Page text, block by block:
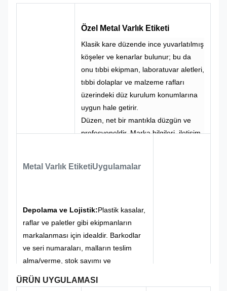
%100 Özel
Özel Metal Varlık Etiketi
Klasik kare düzende ince yuvarlatılmış
köşeler ve kenarlar bulunur; bu da
onu tıbbi ekipman, laboratuvar aletleri,
tıbbi dolaplar ve malzeme rafları
üzerindeki düz kurulum konumlarına
uygun hale getirir.
Düzen, net bir mantıkla düzgün ve
profesyoneldir. Marka bilgileri, iletişim
bölgelerde düzenlenir. Bu sadece
aynı zamanda tarama işlemlerinin
rahatlığını da hesaba katar.
Profesyonel ve görkemli olup, tıp ve
sağlık sektörünün kullanım tarzına
tamamen uygundur.
kontrastlı grafik ve metinlerle
Metal Varlık EtiketiUygulamalar
Depolama ve Lojistik:Plastik kasalar,
raflar ve paletler gibi ekipmanların
markalanması için idealdir. Barkodlar
ve seri numaraları, malların teslim
alma/verme, stok sayımı ve
izlenebilirlik süreçlerinde hızlı ve
verimli yönetilmesini sağlar.
ÜRÜN UYGULAMASI